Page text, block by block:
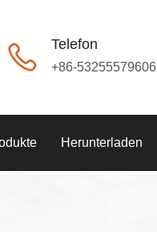
Telefon
+86-53255579606
Herunterladen